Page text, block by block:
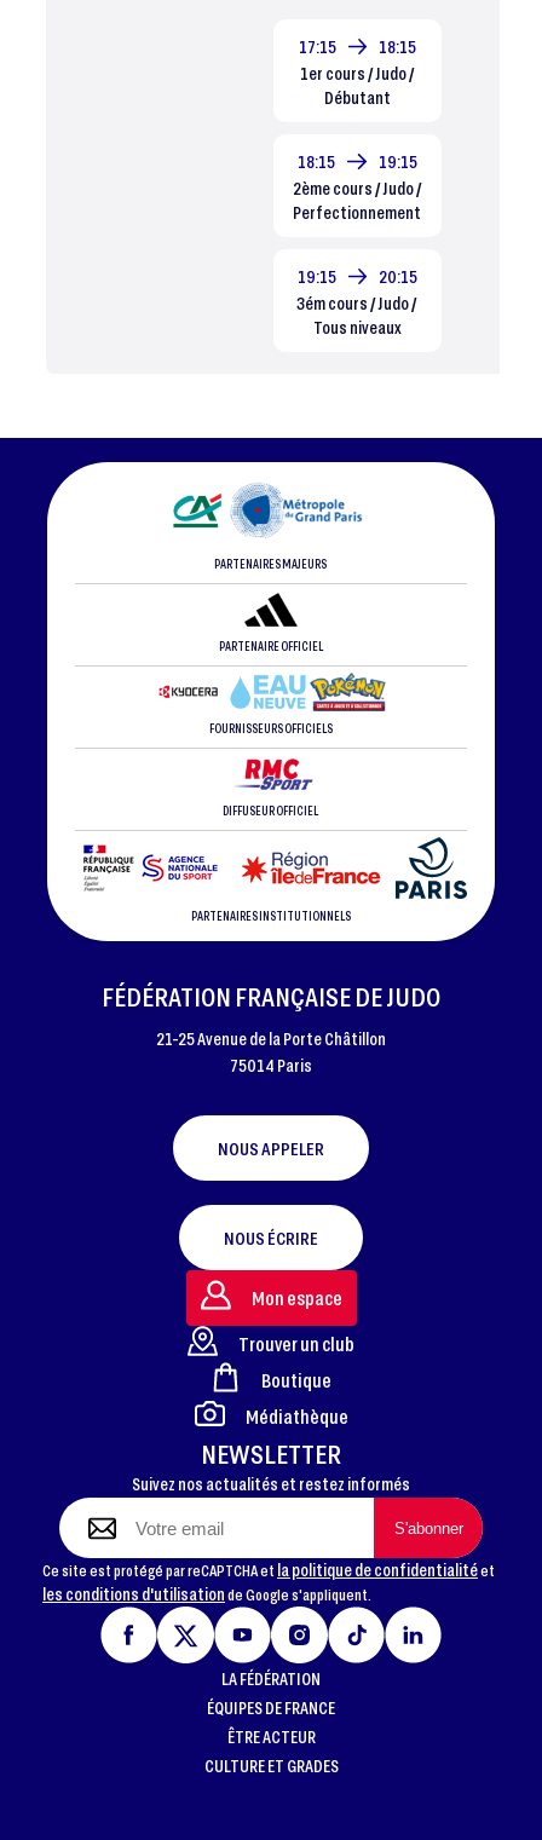
17:15
18:15
1er cours / Judo /
Débutant
18:15
19:15
2ème cours / Judo /
Perfectionnement
19:15
20:15
3ém cours / Judo /
Tous niveaux
PARTENAIRES MAJEURS
PARTENAIRE OFFICIEL
FOURNISSEURS OFFICIELS
DIFFUSEUR OFFICIEL
PARTENAIRES INSTITUTIONNELS
FOOTER
FÉDÉRATION FRANÇAISE DE JUDO
21-25 Avenue de la Porte Châtillon
75014 Paris
NOUS APPELER
NOUS ÉCRIRE
NEWSLETTER
Suivez nos actualités et restez informés
Ce site est protégé par reCAPTCHA et la politique de confidentialitéet
les conditions d'utilisationde Google s'appliquent.
Mon espace
Trouver un club
Boutique
Médiathèque
LA FÉDÉRATION
ÉQUIPES DE FRANCE
ÊTRE ACTEUR
CULTURE ET GRADES